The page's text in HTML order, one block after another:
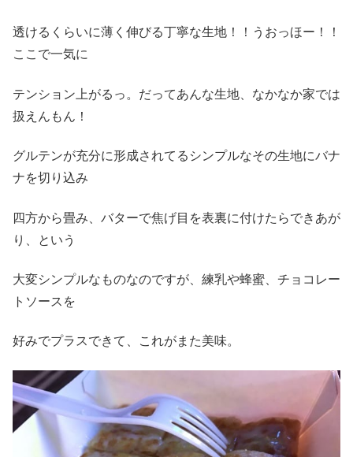
透けるくらいに薄く伸びる丁寧な生地！！うおっほー！！
ここで一気に
テンション上がるっ。だってあんな生地、なかなか家では
扱えんもん！
グルテンが充分に形成されてるシンプルなその生地にバナ
ナを切り込み
四方から畳み、バターで焦げ目を表裏に付けたらできあが
り、という
大変シンプルなものなのですが、練乳や蜂蜜、チョコレー
トソースを
好みでプラスできて、これがまた美味。